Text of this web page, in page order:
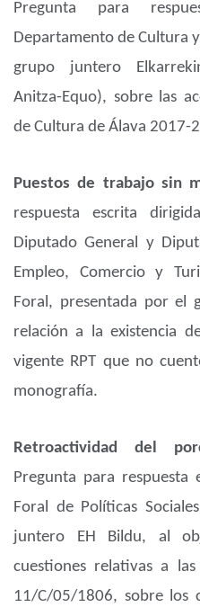
Pregunta para
Departamento de Cultura
grupo juntero
Anitza-Equo), sobre las
de Cultura de Álava 2017-
Puestos de trabajo sin
respuesta escrita
Diputado General y
Empleo, Comercio y
Foral, presentada por el
relación a la existencia
vigente RPT que no
monografía.
Retroactividad del
Pregunta para respuesta
Foral de Políticas
juntero EH Bildu, al
cuestiones relativas a
11/C/05/1806, sobre los